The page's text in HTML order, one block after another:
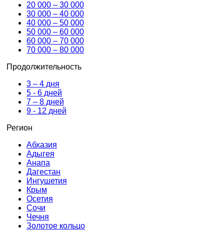
20 000 – 30 000
30 000 – 40 000
40 000 – 50 000
50 000 – 60 000
60 000 – 70 000
70 000 – 80 000
Продолжительность
3 – 4 дня
5 - 6 дней
7 – 8 дней
9 - 12 дней
Регион
Абхазия
Адыгея
Анапа
Дагестан
Ингушетия
Крым
Осетия
Сочи
Чечня
Золотое кольцо